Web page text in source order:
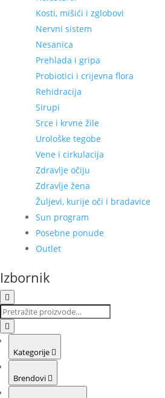
Kosti, mišići i zglobovi
Nervni sistem
Nesanica
Prehlada i gripa
Probiotici i crijevna flora
Rehidracija
Sirupi
Srce i krvne žile
Urološke tegobe
Vene i cirkulacija
Zdravlje očiju
Zdravlje žena
Žuljevi, kurije oči i bradavice
Sun program
Posebne ponude
Outlet
Izbornik
Kategorije
Brendovi